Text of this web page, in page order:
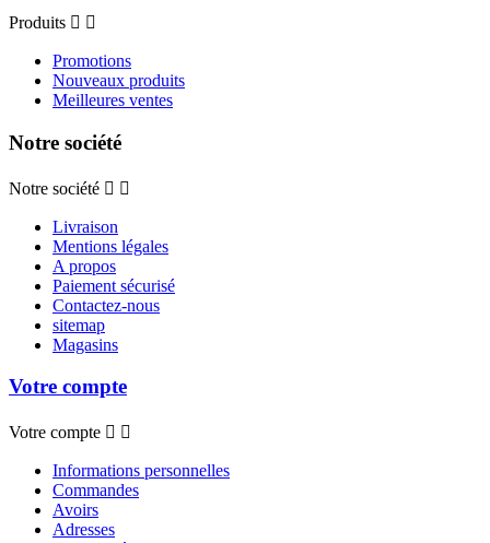
Produits  
Promotions
Nouveaux produits
Meilleures ventes
Notre société
Notre société  
Livraison
Mentions légales
A propos
Paiement sécurisé
Contactez-nous
sitemap
Magasins
Votre compte
Votre compte  
Informations personnelles
Commandes
Avoirs
Adresses